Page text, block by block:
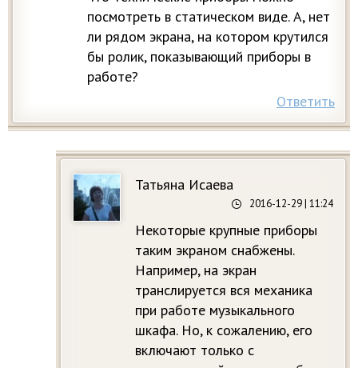
посмотреть в статическом виде. А, нет
ли рядом экрана, на котором крутился
бы ролик, показывающий приборы в
работе?
Ответить
Татьяна Исаева
2016-12-29| 11:24
Некоторые крупные приборы
таким экраном снабжены.
Например, на экран
транслируется вся механика
при работе музыкального
шкафа. Но, к сожалению, его
включают только с